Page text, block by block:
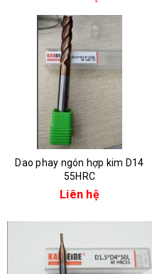
Dao phay ngón hợp kim D14
55HRC
Liên hệ